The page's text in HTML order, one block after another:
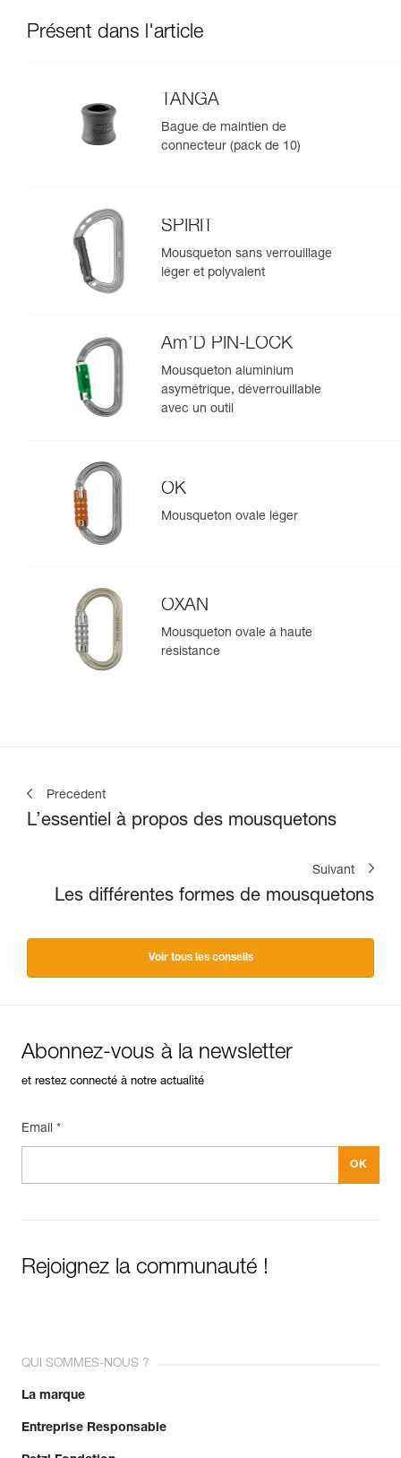
Présent dans l'article
TANGA
Bague de maintien de
connecteur (pack de 10)
SPIRIT
Mousqueton sans verrouillage
léger et polyvalent
Am’D PIN-LOCK
Mousqueton aluminium
asymétrique, déverrouillable
avec un outil
OK
Mousqueton ovale léger
OXAN
Mousqueton ovale à haute
résistance
Précédent
L’essentiel à propos des mousquetons
Suivant
Les différentes formes de mousquetons
Voir tous les conseils
Abonnez-vous à la newsletter
et restez connecté à notre actualité
Email *
Rejoignez la communauté !
QUI SOMMES-NOUS ?
La marque
Entreprise Responsable